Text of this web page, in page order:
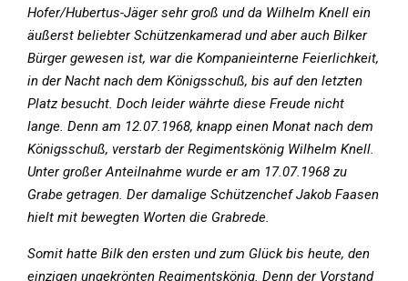
Hofer/Hubertus-Jäger sehr groß und da Wilhelm Knell ein
äußerst beliebter Schützenkamerad und aber auch Bilker
Bürger gewesen ist, war die Kompanieinterne Feierlichkeit,
in der Nacht nach dem Königsschuß, bis auf den letzten
Platz besucht. Doch leider währte diese Freude nicht
lange. Denn am 12.07.1968, knapp einen Monat nach dem
Königsschuß, verstarb der Regimentskönig Wilhelm Knell.
Unter großer Anteilnahme wurde er am 17.07.1968 zu
Grabe getragen. Der damalige Schützenchef Jakob Faasen
hielt mit bewegten Worten die Grabrede.
Somit hatte Bilk den ersten und zum Glück bis heute, den
einzigen ungekrönten Regimentskönig. Denn der Vorstand